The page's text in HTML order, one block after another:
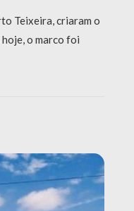
Teixeira, criaram o
o marco foi